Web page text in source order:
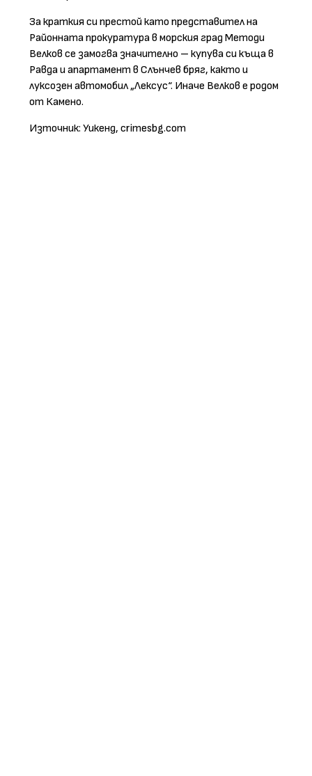
За краткия си престой като представител на
Районната прокуратура в морския град Методи
Велков се замогва значително – купува си къща в
Равда и апартамент в Слънчев бряг, както и
луксозен автомобил „Лексус“. Иначе Велков е родом
от Камено.
Източник: Уикенд, crimesbg.com